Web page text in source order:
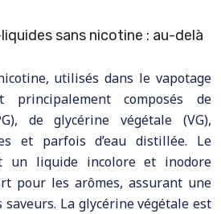
sans nicotine : au-delà
utilisés dans le vapotage
principalement composés de
de glycérine végétale (VG),
et parfois d’eau distillée. Le
un liquide incolore et inodore
pour les arômes, assurant une
La glycérine végétale est